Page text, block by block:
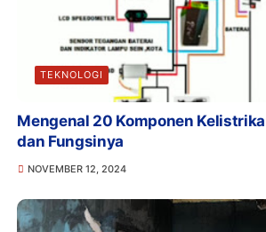
TEKNOLOGI
Mengenal 20 Komponen
dan Fungsinya
NOVEMBER 12, 2024